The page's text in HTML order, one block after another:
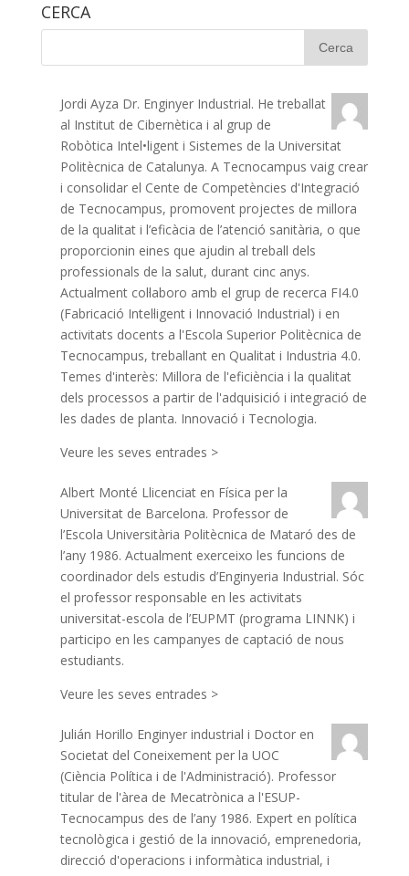
CERCA
Jordi Ayza Dr. Enginyer Industrial. He treballat
al Institut de Cibernètica i al grup de
Robòtica Intel•ligent i Sistemes de la Universitat
Politècnica de Catalunya. A Tecnocampus vaig crear
i consolidar el Cente de Competències d'Integració
de Tecnocampus, promovent projectes de millora
de la qualitat i l’eficàcia de l’atenció sanitària, o que
proporcionin eines que ajudin al treball dels
professionals de la salut, durant cinc anys.
Actualment col·laboro amb el grup de recerca FI4.0
(Fabricació Intel·ligent i Innovació Industrial) i en
activitats docents a l'Escola Superior Politècnica de
Tecnocampus, treballant en Qualitat i Industria 4.0.
Temes d'interès: Millora de l'eficiència i la qualitat
dels processos a partir de l'adquisició i integració de
les dades de planta. Innovació i Tecnologia.
Veure les seves entrades >
Albert Monté Llicenciat en Física per la
Universitat de Barcelona. Professor de
l’Escola Universitària Politècnica de Mataró des de
l’any 1986. Actualment exerceixo les funcions de
coordinador dels estudis d’Enginyeria Industrial. Sóc
el professor responsable en les activitats
universitat-escola de l’EUPMT (programa LINNK) i
participo en les campanyes de captació de nous
estudiants.
Veure les seves entrades >
Julián Horillo Enginyer industrial i Doctor en
Societat del Coneixement per la UOC
(Ciència Política i de l'Administració). Professor
titular de l'àrea de Mecatrònica a l'ESUP-
Tecnocampus des de l’any 1986. Expert en política
tecnològica i gestió de la innovació, emprenedoria,
direcció d'operacions i informàtica industrial, i